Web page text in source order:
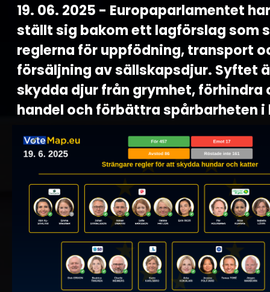
19. 06. 2025 - Europaparlamentet
ställt sig bakom ett lagförslag som
reglerna för uppfödning, transport
försäljning av sällskapsdjur. Syftet
skydda djur från grymhet, förhindra
handel och förbättra spårbarheten i